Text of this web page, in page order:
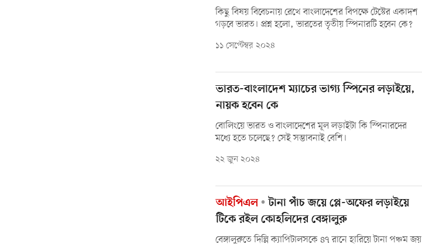
কিছু বিষয় বিবেচনায় রেখে বাংলাদেশের বিপক্ষে টেস্টের একাদশ
গড়বে ভারত। প্রশ্ন হলো, ভারতের তৃতীয় স্পিনারটি হবেন কে?
১১ সেপ্টেম্বর ২০২৪
ভারত-বাংলাদেশ ম্যাচের ভাগ্য স্পিনের লড়াইয়ে,
নায়ক হবেন কে
বোলিংয়ে ভারত ও বাংলাদেশের মূল লড়াইটা কি স্পিনারদের
মধ্যে হতে চলেছে? সেই সম্ভাবনাই বেশি।
২২ জুন ২০২৪
আইপিএল
টানা পাঁচ জয়ে প্লে-অফের লড়াইয়ে
টিকে রইল কোহলিদের বেঙ্গালুরু
বেঙ্গালুরুতে দিল্লি ক্যাপিটালসকে ৪৭ রানে হারিয়ে টানা পঞ্চম জয়